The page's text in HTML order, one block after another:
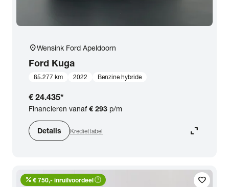
location_onWensink Ford Apeldoorn
Ford Kuga
85.277 km 2022 Benzine hybride
€ 24.435*
Financieren vanaf€ 293 p/m
Details Krediettabel expand_content
favorite
percent € 750,- inruilvoordeelhelp_outline